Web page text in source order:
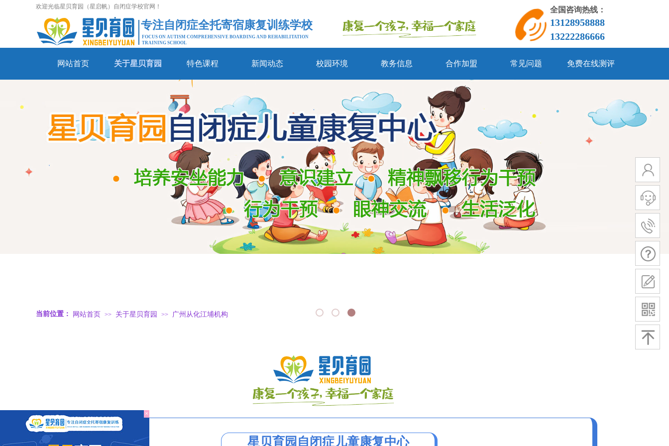
全国咨询热线：
13128958888
13222286666
欢迎光临星贝育园（星启帆）自闭症学校官网！
FOCUS ON AUTISM COMPREHENSIVE BOARDING AND REHABILITATION
TRAINING SCHOOL
网站首页 关于星贝育园 特色课程 新闻动态 校园环境 教务信息 合作加盟 常见问题 免费在线测评
专注自闭症全托寄宿康复训练学校
网站首页 >> 关于星贝育园 >> 广州从化江埔机构
当前位置：
星贝育园自闭症儿童康复中心
×